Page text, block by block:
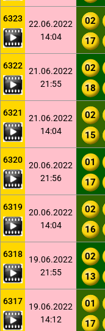
6323
22.06.2022
14:04
02
17
6322
21.06.2022
21:55
02
18
6321
21.06.2022
14:04
02
15
6320
20.06.2022
21:56
01
17
6319
20.06.2022
14:04
02
16
6318
19.06.2022
21:55
02
13
6317
19.06.2022
14:12
01
17